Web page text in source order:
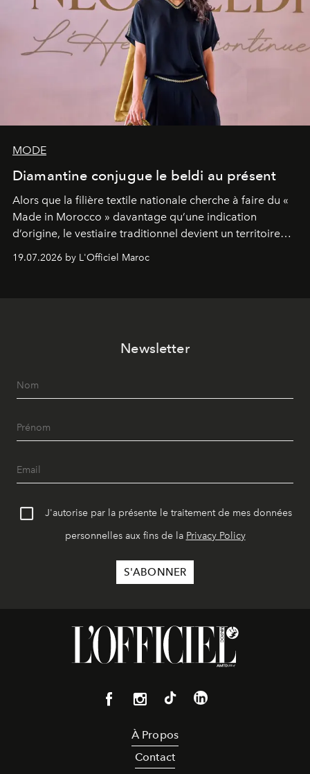
MODE
Diamantine conjugue le beldi au présent
Alors que la filière textile nationale cherche à faire du «
Made in Morocco » davantage qu’une indication
d’origine, le vestiaire traditionnel devient un territoire
d’expérimentation. Avec Néo Beldi, Diamantine en
révise les proportions et les usages pour l’inscrire dans
19.07.2026 by L'Officiel Maroc
Newsletter
J'autorise par la présente le traitement de mes données
personnelles aux fins de la Privacy Policy
À Propos
Contact